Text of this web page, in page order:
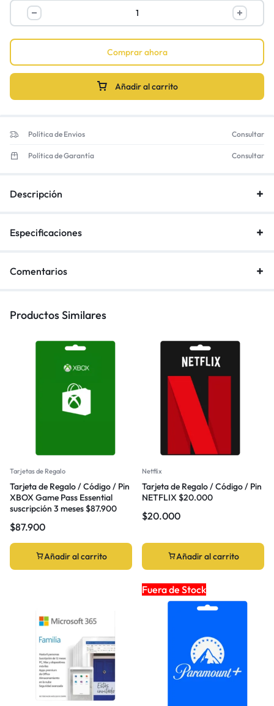
Añadir al carrito
Comprar ahora
Política de Envios Consultar
Política de Garantía Consultar
Descripción
Especificaciones
Comentarios
Productos Similares
Tarjetas de Regalo
Tarjeta de Regalo / Código / Pin
XBOX Game Pass Essential
suscripción 3 meses $87.900
$87.900
Añadir al carrito
Netflix
Tarjeta de Regalo / Código / Pin
NETFLIX $20.000
$20.000
Añadir al carrito
Fuera de Stock